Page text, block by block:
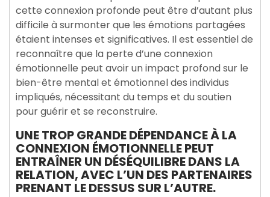
cette connexion profonde peut être d’autant plus
difficile à surmonter que les émotions partagées
étaient intenses et significatives. Il est essentiel de
reconnaître que la perte d’une connexion
émotionnelle peut avoir un impact profond sur le
bien-être mental et émotionnel des individus
impliqués, nécessitant du temps et du soutien
pour guérir et se reconstruire.
UNE TROP GRANDE DÉPENDANCE À LA
CONNEXION ÉMOTIONNELLE PEUT
ENTRAÎNER UN DÉSÉQUILIBRE DANS LA
RELATION, AVEC L’UN DES PARTENAIRES
PRENANT LE DESSUS SUR L’AUTRE.